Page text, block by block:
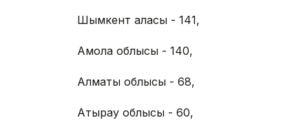
Шымкент қаласы - 141,
Ақмола облысы - 140,
Алматы облысы - 68,
Атырау облысы - 60,